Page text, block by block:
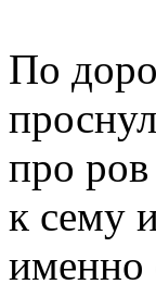
По
про
к сему
именно